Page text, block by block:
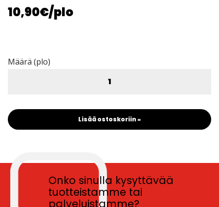
10,90€/plo
Määrä (plo)
Lisää ostoskoriin »
Onko sinulla kysyttävää
tuotteistamme tai
palveluistamme?